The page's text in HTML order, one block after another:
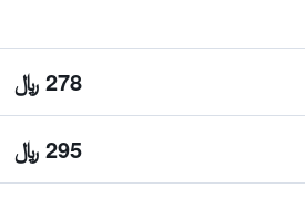
278 ﷼
295 ﷼